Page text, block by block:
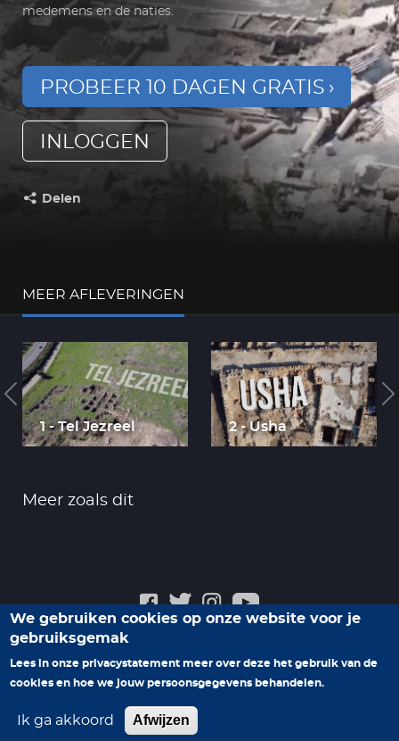
medemens en de naties.
PROBEER 10 DAGEN GRATIS
INLOGGEN
Delen
MEER AFLEVERINGEN
1 - Tel Jezreel 2 - Usha
Meer zoals dit
Veelgestelde vragen
Help ons nieuwe programma's te maken
© 2026 Family7. Alle rechten voorbehouden.
We gebruiken cookies op onze website voor je
gebruiksgemak
Lees in onze privacystatement meer over deze het gebruik van de
cookies en hoe we jouw persoonsgegevens behandelen.
Ik ga akkoord Afwijzen